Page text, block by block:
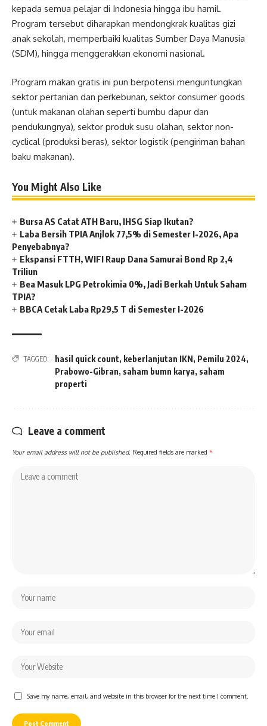
kepada semua pelajar di Indonesia hingga ibu hamil.
Program tersebut diharapkan mendongkrak kualitas gizi
anak sekolah, memperbaiki kualitas Sumber Daya Manusia
(SDM), hingga menggerakkan ekonomi nasional.
Program makan gratis ini pun berpotensi menguntungkan
sektor pertanian dan perkebunan, sektor consumer goods
(untuk makanan olahan seperti bumbu dapur dan
pendukungnya), sektor produk susu olahan, sektor non-
cyclical (produksi beras), sektor logistik (pengiriman bahan
baku makanan).
You Might Also Like
Bursa AS Catat ATH Baru, IHSG Siap Ikutan?
Laba Bersih TPIA Anjlok 77,5% di Semester I-2026, Apa
Penyebabnya?
Ekspansi FTTH, WIFI Raup Dana Samurai Bond Rp 2,4
Triliun
Bea Masuk LPG Petrokimia 0%, Jadi Berkah Untuk Saham
TPIA?
BBCA Cetak Laba Rp29,5 T di Semester I-2026
TAGGED: hasil quick count, keberlanjutan IKN, Pemilu 2024,
Prabowo-Gibran, saham bumn karya, saham
properti
Leave a comment
Your email address will not be published. Required fields are marked *
Save my name, email, and website in this browser for the next time I comment.